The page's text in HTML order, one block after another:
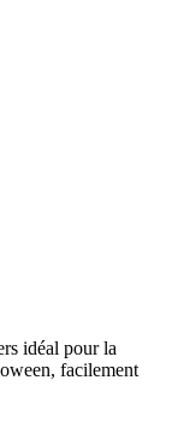
idéal pour la
facilement